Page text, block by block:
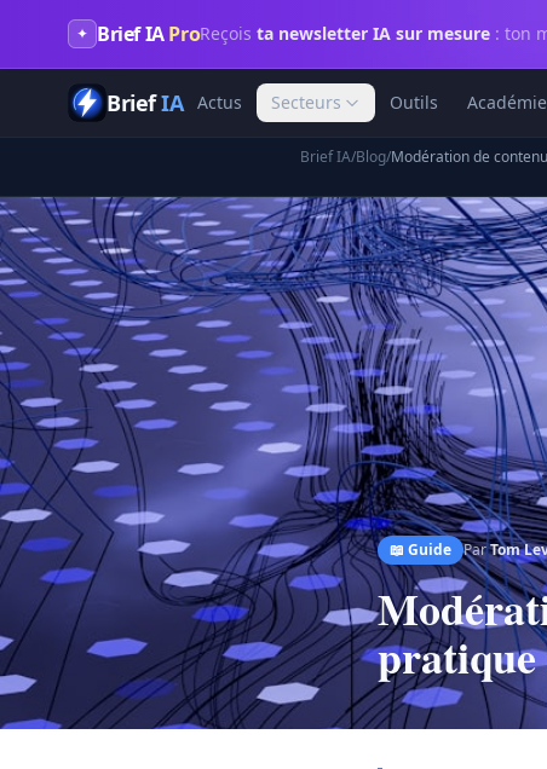
✦ Brief IAProReçois ta newsletter IA sur mesure : ton
BriefIA Actus Secteurs Outils Académie
Brief IA/Blog/
📖 Guide ParTom
pratique